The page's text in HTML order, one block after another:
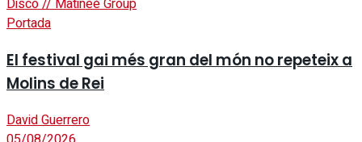
Portada
El festival gai més gran del món no repeteix a
Molins de Rei
David Guerrero